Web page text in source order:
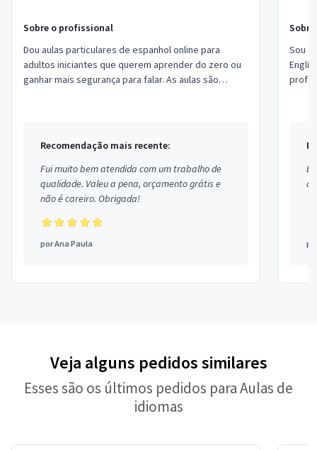
Sobre o profissional
Dou aulas particulares de espanhol online para
adultos iniciantes que querem aprender do zero ou
ganhar mais segurança para falar. As aulas são
Recomendação mais recente:
Fui muito bem atendida com um trabalho de
qualidade. Valeu a pena, orçamento grátis e
não é careiro. Obrigada!
porAna Paula
Sou
Veja alguns pedidos similares
Esses são os últimos pedidos para Aulas de
idiomas